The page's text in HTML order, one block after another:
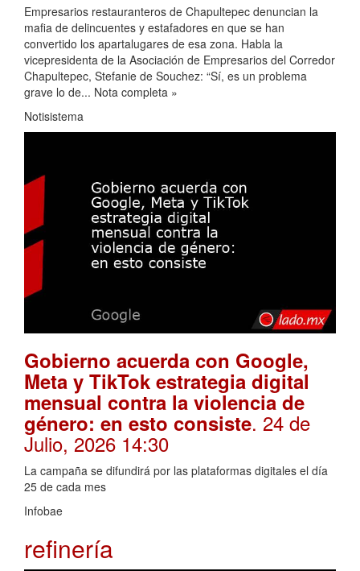
Empresarios restauranteros de Chapultepec denuncian la
mafia de delincuentes y estafadores en que se han
convertido los apartalugares de esa zona. Habla la
vicepresidenta de la Asociación de Empresarios del Corredor
Chapultepec, Stefanie de Souchez: “Sí, es un problema
grave lo de... Nota completa »
Notisistema
Gobierno acuerda con Google,
Meta y TikTok estrategia digital
mensual contra la violencia de
género: en esto consiste. 24 de
Julio, 2026 14:30
La campaña se difundirá por las plataformas digitales el día
25 de cada mes
Infobae
refinería